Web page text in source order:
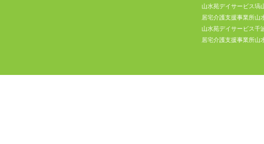
山水苑デイサービス塙
居宅介護支援事業所山
山水苑デイサービス千
居宅介護支援事業所山